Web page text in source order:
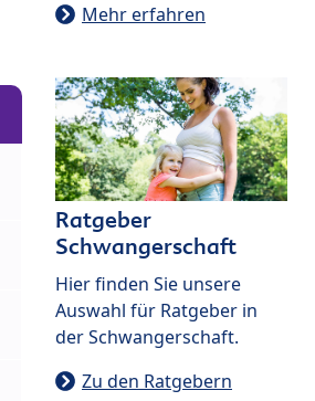
Mehr erfahren
Ratgeber
Schwangerschaft
Hier finden Sie unsere
Auswahl für Ratgeber in
der Schwangerschaft.
Zu den Ratgebern